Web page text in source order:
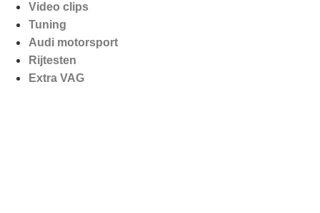
Video clips
Tuning
Audi motorsport
Rijtesten
Extra VAG